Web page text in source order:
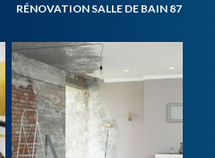
RÉNOVATION SALLE DE BAIN 87